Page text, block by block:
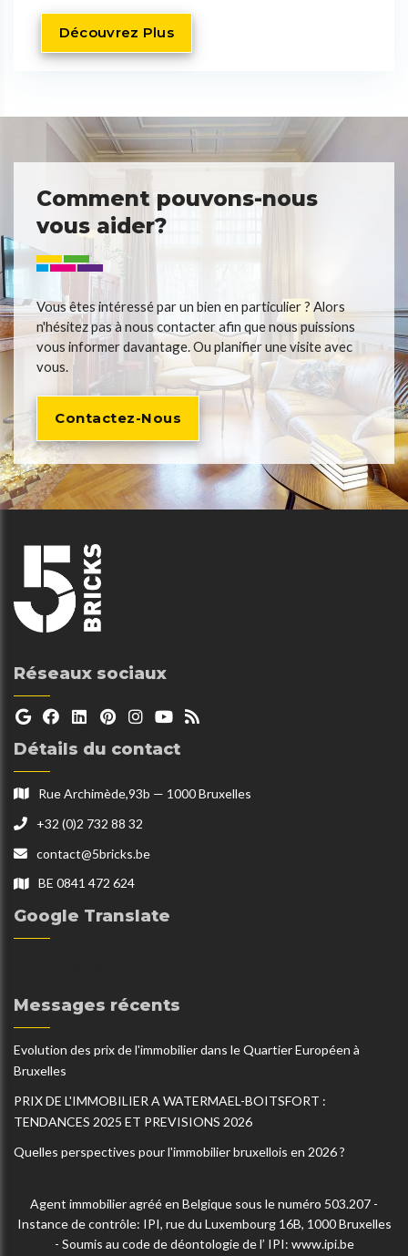
Découvrez Plus
Comment pouvons-nous
vous aider?
Vous êtes intéressé par un bien en particulier ? Alors
n'hésitez pas à nous contacter afin que nous puissions
vous informer davantage. Ou planifier une visite avec
vous.
Contactez-Nous
Réseaux sociaux
Détails du contact
Rue Archimède,93b — 1000 Bruxelles
+32 (0)2 732 88 32
contact@5bricks.be
BE 0841 472 624
Google Translate
Messages récents
Evolution des prix de l'immobilier dans le Quartier Européen à
Bruxelles
PRIX DE L'IMMOBILIER A WATERMAEL-BOITSFORT :
TENDANCES 2025 ET PREVISIONS 2026
Quelles perspectives pour l'immobilier bruxellois en 2026 ?
Agent immobilier agréé en Belgique sous le numéro 503.207 -
Instance de contrôle: IPI, rue du Luxembourg 16B, 1000 Bruxelles
- Soumis au code de déontologie de l’ IPI: www.ipi.be